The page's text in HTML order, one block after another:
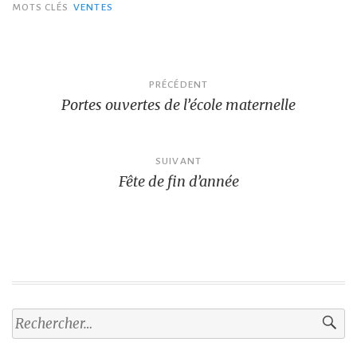
MOTS CLÉS VENTES
PRÉCÉDENT
Portes ouvertes de l’école maternelle
SUIVANT
Fête de fin d’année
Rechercher :